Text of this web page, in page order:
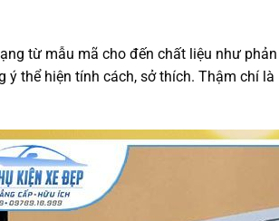
từ mẫu mã cho đến chất liệu như
thể hiện tính cách, sở thích. Thậm chí là